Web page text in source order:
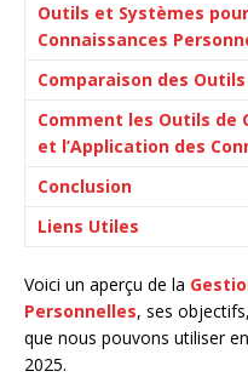
Outils et Systèmes
Connaissances
Comparaison des Outils
Comment les Outils de
et l’Application des
Conclusion
Liens Utiles
Voici un aperçu de la
Personnelles, ses
que nous pouvons utiliser
2025.